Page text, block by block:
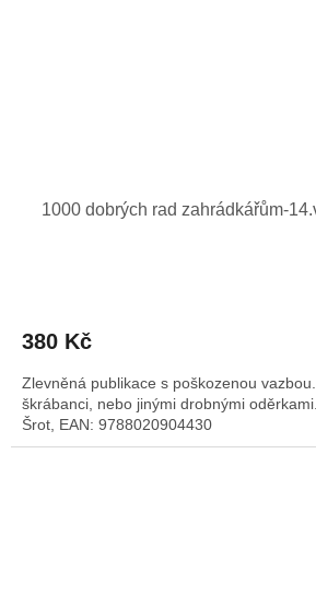
1000 dobrých rad zahrádkářům-
380 Kč
Zlevněná publikace s poškozenou
škrábanci, nebo jinými drobnými
Šrot, EAN: 9788020904430